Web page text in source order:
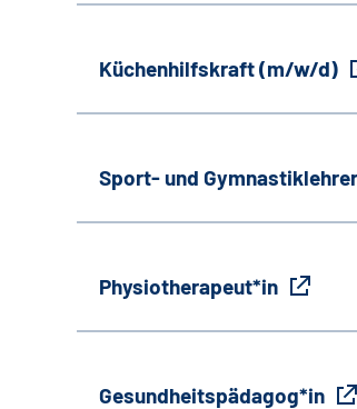
Küchenhilfskraft (m/w/d)
Sport- und
Physiotherapeut*in
Gesundheitspädagog*in